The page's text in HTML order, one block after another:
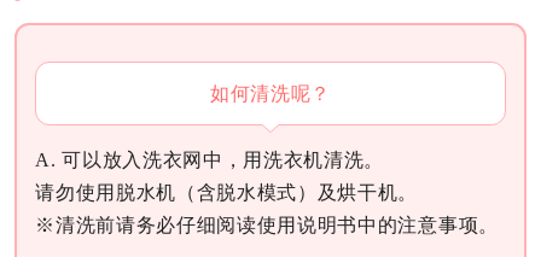
如何清洗呢？
A. 可以放入洗衣网中，用洗衣机清洗。
请勿使用脱水机（含脱水模式）及烘干机。
※清洗前请务必仔细阅读使用说明书中的注意事项。